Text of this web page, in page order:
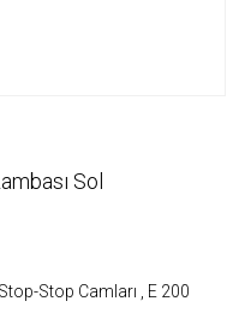
Sol
Stop Camları E 200